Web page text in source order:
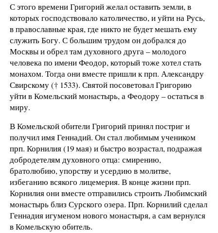
С этого времени Григорий желал оставить земли, в
которых господствовало католичество, и уйти на Русь,
в православные края, где никто не будет мешать ему
служить Богу. С большим трудом он добрался до
Москвы и обрел там духовного друга – молодого
человека по имени Феодор, который тоже хотел стать
монахом. Тогда они вместе пришли к прп. Александру
Свирскому († 1533). Святой посоветовал Григорию
уйти в Комельский монастырь, а Феодору – остаться в
миру.
В Комельской обители Григорий принял постриг и
получил имя Геннадий. Он стал любимым учеником
прп. Корнилия (19 мая) и быстро возрастал, подражая
добродетелям духовного отца: смирению,
братолюбию, упорству и усердию в молитве,
избеганию всякого лицемерия. В конце жизни прп.
Корнилия они вместе отправились строить Любимский
монастырь близ Сурского озера. Прп. Корнилий сделал
Геннадия игуменом нового монастыря, а сам вернулся
в Комельскую обитель.